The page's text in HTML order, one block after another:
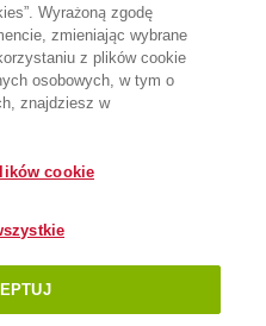
Wyrażoną zgodę
zmieniając wybrane
z plików cookie
osobowych, w tym o
znajdziesz w
cookie